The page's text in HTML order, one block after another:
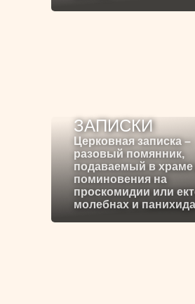
ЗАПИСКИ
Церковная записка –
разовый помянник,
подаваемый в храме
поминовения на
проскомидии или
молебнах и